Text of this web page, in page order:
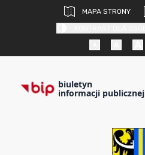
MAPA STRONY
biuletyn
informacji publicznej